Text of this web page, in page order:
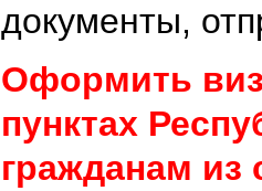
документы,
Оформить
пунктах
гражданам из